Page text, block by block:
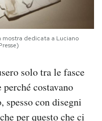
dedicata a Luciano
solo tra le fasce
costavano
spesso con disegni
per questo che ci